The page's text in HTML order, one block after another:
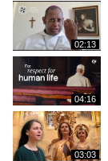
02:13
04:16
03:03